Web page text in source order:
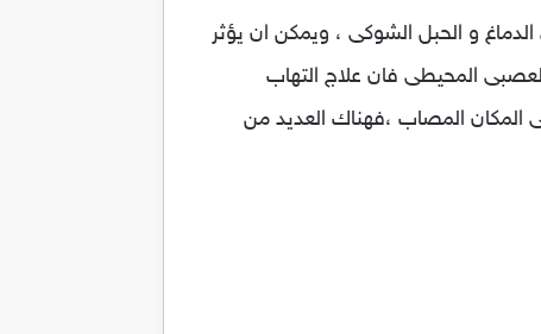
و الحبل الشوكى ، ويمكن ان يؤثر
المحيطى فان علاج التهاب
المكان المصاب ،فهناك العديد من